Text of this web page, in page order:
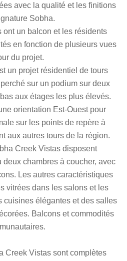
avec la qualité et les finitions
Sobha.
ont un balcon et les résidents
en fonction de plusieurs vues
du projet.
un projet résidentiel de tours
sur un podium sur deux
aux étages les plus élevés.
orientation Est-Ouest pour
sur les points de repère à
aux autres tours de la région.
Creek Vistas disposent
chambres à coucher, avec
Les autres caractéristiques
vitrées dans les salons et les
cuisines élégantes et des salles
Balcons et commodités
Creek Vistas sont complètes